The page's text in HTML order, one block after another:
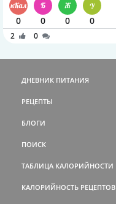
0 0 0 0
2 0
ДНЕВНИК ПИТАНИЯ
РЕЦЕПТЫ
БЛОГИ
ПОИСК
ТАБЛИЦА КАЛОРИЙНОСТИ
КАЛОРИЙНОСТЬ РЕЦЕПТОВ